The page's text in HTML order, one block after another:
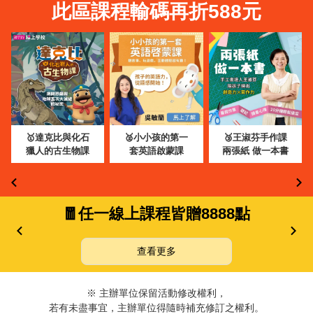
此區課程輸碼再折588元
🥇達克比與化石
獵人的古生物課
🥈小小孩的第一
套英語啟蒙課
🥉王淑芬手作課
兩張紙 做一本書
🧧任一線上課程皆贈8888點
查看更多
※ 主辦單位保留活動修改權利，
若有未盡事宜，主辦單位得隨時補充修訂之權利。